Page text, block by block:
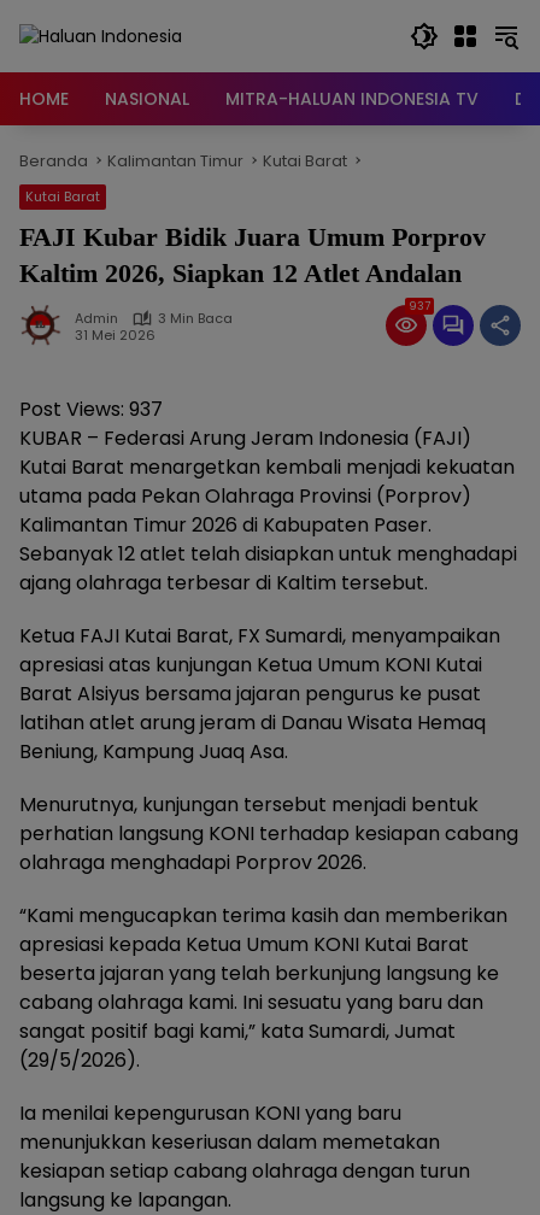
HOME
NASIONAL MITRA-HALUAN INDONESIA TV
Beranda Kalimantan Timur Kutai Barat
Kutai Barat
FAJI Kubar Bidik Juara Umum Porprov
Kaltim 2026, Siapkan 12 Atlet Andalan
Admin
3 Min Baca
31 Mei 2026
937
Post Views: 937
KUBAR – Federasi Arung Jeram Indonesia (FAJI)
Kutai Barat menargetkan kembali menjadi kekuatan
utama pada Pekan Olahraga Provinsi (Porprov)
Kalimantan Timur 2026 di Kabupaten Paser.
Sebanyak 12 atlet telah disiapkan untuk menghadapi
ajang olahraga terbesar di Kaltim tersebut.
Ketua FAJI Kutai Barat, FX Sumardi, menyampaikan
apresiasi atas kunjungan Ketua Umum KONI Kutai
Barat Alsiyus bersama jajaran pengurus ke pusat
latihan atlet arung jeram di Danau Wisata Hemaq
Beniung, Kampung Juaq Asa.
Menurutnya, kunjungan tersebut menjadi bentuk
perhatian langsung KONI terhadap kesiapan cabang
olahraga menghadapi Porprov 2026.
“Kami mengucapkan terima kasih dan memberikan
apresiasi kepada Ketua Umum KONI Kutai Barat
beserta jajaran yang telah berkunjung langsung ke
cabang olahraga kami. Ini sesuatu yang baru dan
sangat positif bagi kami,” kata Sumardi, Jumat
(29/5/2026).
Ia menilai kepengurusan KONI yang baru
menunjukkan keseriusan dalam memetakan
kesiapan setiap cabang olahraga dengan turun
langsung ke lapangan.